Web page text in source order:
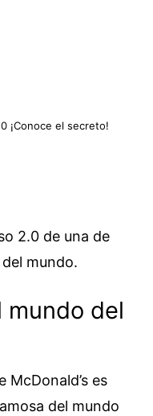
¡Conoce el secreto!
2.0 de una de
mundo.
mundo del
McDonald’s es
del mundo